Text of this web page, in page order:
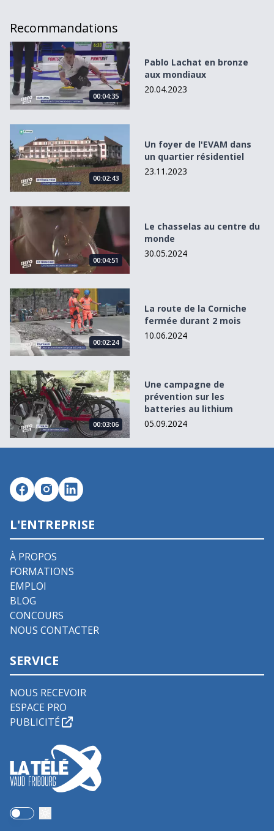
Recommandations
Pablo Lachat en bronze aux mondiaux
00:04:35
Pablo Lachat en bronze
aux mondiaux
20.04.2023
Un foyer de l&#039;EVAM dans un quartier résidentiel
00:02:43
Un foyer de l'EVAM dans
un quartier résidentiel
23.11.2023
Le chasselas au centre du monde
00:04:51
Le chasselas au centre du
monde
30.05.2024
La route de la Corniche fermée durant 2 mois
00:02:24
La route de la Corniche
fermée durant 2 mois
10.06.2024
Une campagne de prévention sur les batteries au lithium
00:03:06
Une campagne de
prévention sur les
batteries au lithium
05.09.2024
L'ENTREPRISE
À PROPOS
FORMATIONS
EMPLOI
BLOG
CONCOURS
NOUS CONTACTER
SERVICE
NOUS RECEVOIR
ESPACE PRO
PUBLICITÉ
Use setting